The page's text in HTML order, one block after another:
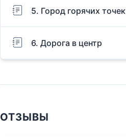
5. Город горячих точек
6. Дорога в центр
ОТЗЫВЫ